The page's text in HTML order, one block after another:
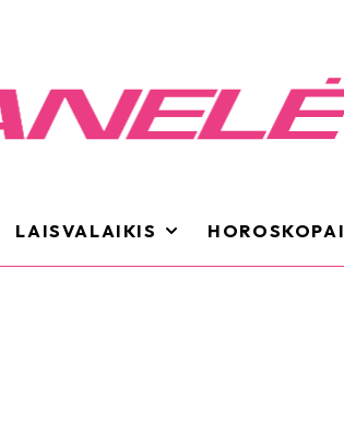
LAISVALAIKIS HOROSKOPAI